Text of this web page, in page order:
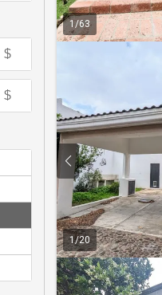
1 /63
1/20